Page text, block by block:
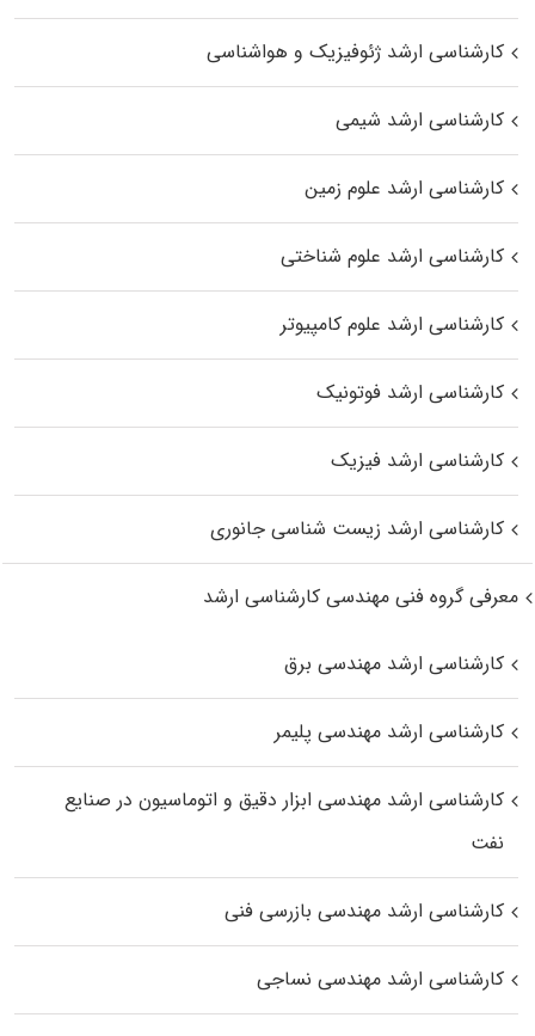
کارشناسی ارشد ژئوفیزیک و هواشناسی
کارشناسی ارشد شیمی
کارشناسی ارشد علوم زمین
کارشناسی ارشد علوم شناختی
کارشناسی ارشد علوم کامپیوتر
کارشناسی ارشد فوتونیک
کارشناسی ارشد فیزیک
کارشناسی ارشد زیست‌ شناسی جانوری
معرفی گروه فنی مهندسی کارشناسی ارشد
کارشناسی ارشد مهندسی برق
کارشناسی ارشد مهندسی پلیمر
کارشناسی ارشد مهندسی ابزار دقیق و اتوماسیون در صنایع
نفت
کارشناسی ارشد مهندسی بازرسی فنی
کارشناسی ارشد مهندسی نساجی